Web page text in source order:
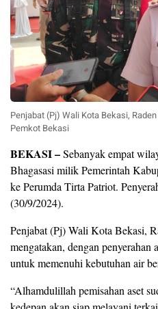
Penjabat (Pj) Wali Kota Bekasi,
Pemkot Bekasi
BEKASI –Sebanyak empat
Bhagasasi milik Pemerintah
ke Perumda Tirta Patriot.
(30/9/2024).
Penjabat (Pj) Wali Kota Bekasi,
mengatakan, dengan penyerahan
untuk memenuhi kebutuhan air
“Alhamdulillah pemisahan aset